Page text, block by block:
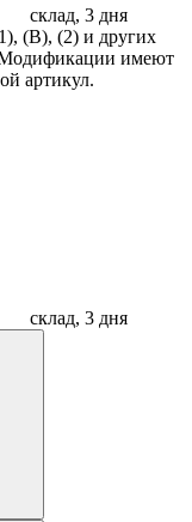
склад, 3 дня
(B), (2) и других
Модификации имеют
артикул.
склад, 3 дня